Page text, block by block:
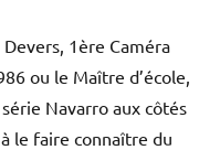
1ère Caméra
ou le Maître d’école,
Navarro aux côtés
le faire connaître du